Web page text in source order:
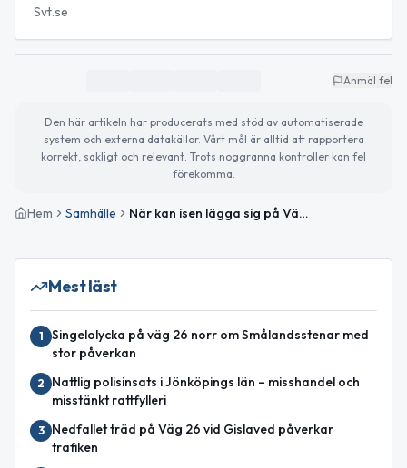
Svt.se
Anmäl fel
Den här artikeln har producerats med stöd av automatiserade
system och externa datakällor. Vårt mål är alltid att rapportera
korrekt, sakligt och relevant. Trots noggranna kontroller kan fel
förekomma.
Hem Samhälle När kan isen lägga sig på Vättern? Experten ger svar
Mest läst
1
Singelolycka på väg 26 norr om Smålandsstenar med
stor påverkan
2
Nattlig polisinsats i Jönköpings län – misshandel och
misstänkt rattfylleri
3
Nedfallet träd på Väg 26 vid Gislaved påverkar
trafiken